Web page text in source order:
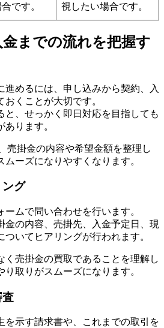
です。
視したい場合です。
までの流れを把握す
進めるには、申し込みから契約、入
くことが大切です。
と、せっかく即日対応を目指しても
ります。
売掛金の内容や希望金額を整理し
ーズになりやすくなります。
ング
ームで問い合わせを行います。
金の内容、売掛先、入金予定日、現
いてヒアリングが行われます。
く売掛金の買取であることを理解し
取りがスムーズになります。
査
を示す請求書や、これまでの取引を